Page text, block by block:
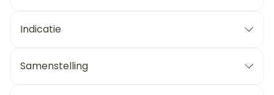
Indicatie
Samenstelling